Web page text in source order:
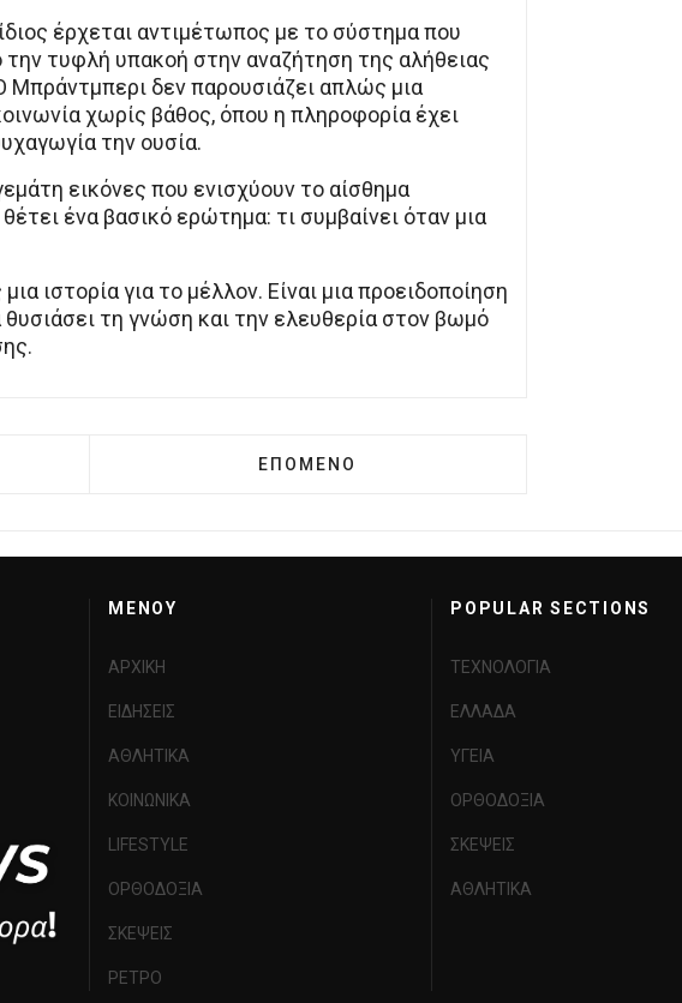
έρχεται αντιμέτωπος με το σύστημα που
τυφλή υπακοή στην αναζήτηση της αλήθειας
Μπράντμπερι δεν παρουσιάζει απλώς μια
χωρίς βάθος, όπου η πληροφορία έχει
την ουσία.
εικόνες που ενισχύουν το αίσθημα
ένα βασικό ερώτημα: τι συμβαίνει όταν μια
ιστορία για το μέλλον. Είναι μια προειδοποίηση
θυσιάσει τη γνώση και την ελευθερία στον βωμό
Ο ΆΡΧΟΝΤΑΣ ΤΩΝ ΜΥΓΏΝ - ΓΟΥΊΛΙΑΜ ΓΚΌΛΝΤΙΝΓΚ
ΕΠΌΜΕΝΟ ΆΡΘΡΟ: ΤΖΈΙΝ ΌΣΤΕΝ:
ΕΠΌΜΕΝΟ
MENOY
ΑΡΧΙΚΗ
ΕΙΔΗΣΕΙΣ
ΑΘΛΗΤΙΚΑ
ΚΟΙΝΩΝΙΚΑ
LIFESTYLE
ΟΡΘΟΔΟΞΙΑ
ΣΚΕΨΕΙΣ
ΡΕΤΡΟ
POPULAR SECTIONS
ΤΕΧΝΟΛΟΓΙΑ
ΕΛΛΑΔΑ
ΥΓΕΙΑ
ΟΡΘΟΔΟΞΙΑ
ΣΚΕΨΕΙΣ
ΑΘΛΗΤΙΚΑ